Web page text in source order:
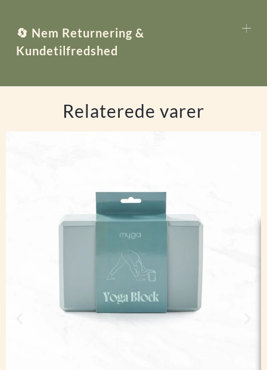
🔄 Nem Returnering &
Kundetilfredshed
Relaterede varer